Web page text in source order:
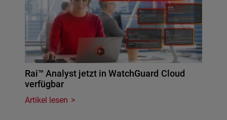
Rai™ Analyst jetzt in WatchGuard Cloud
verfügbar
Artikel lesen